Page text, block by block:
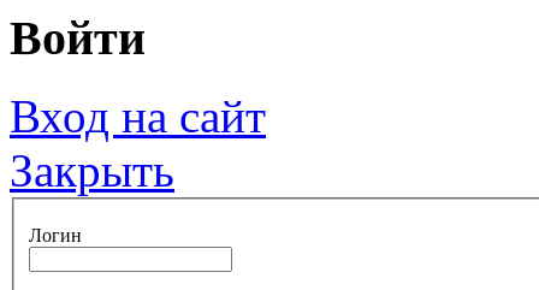
Войти
Вход на сайт
Закрыть
Логин